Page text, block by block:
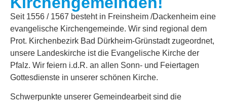
Psalm 65,9
Der Kerkermeister freute sich mit seinem ganzen Hause, dass
er zum Glauben an Gott gekommen war.
Apostelgeschichte 16,34
Seit 1556 / 1567 besteht in Freinsheim /Dackenheim eine
evangelische Kirchengemeinde. Wir sind regional dem
Prot. Kirchenbezirk Bad Dürkheim-Grünstadt zugeordnet,
unsere Landeskirche ist die Evangelische Kirche der
Pfalz. Wir feiern i.d.R. an allen Sonn- und Feiertagen
Gottesdienste in unserer schönen Kirche.
Schwerpunkte unserer Gemeindearbeit sind die